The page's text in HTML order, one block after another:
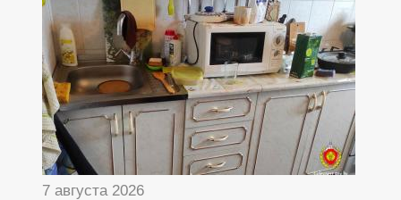
7 августа 2026